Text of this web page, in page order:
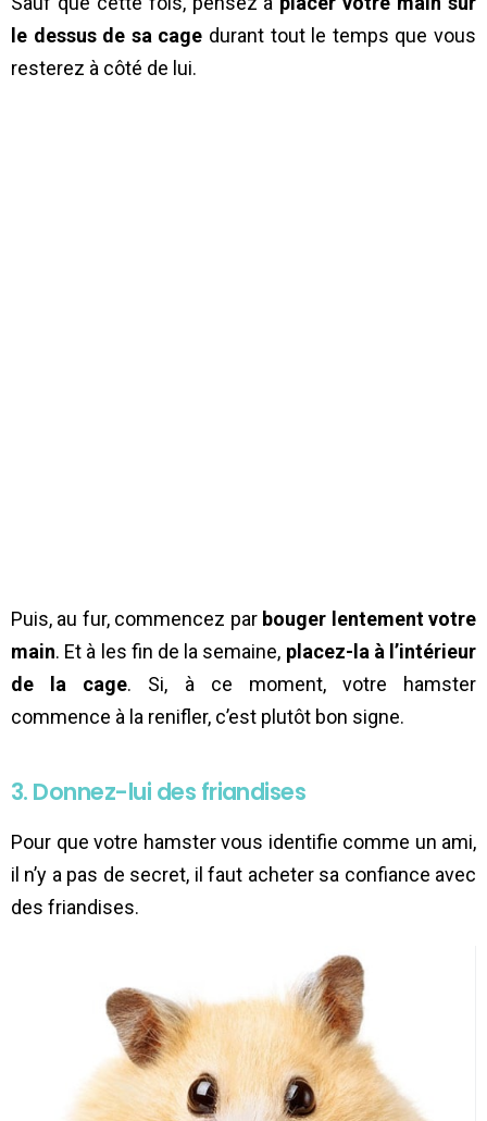
le dessus de sa cage durant tout le temps que vous
resterez à côté de lui.
Puis, au fur, commencez par bouger lentement votre
main. Et à les fin de la semaine, placez-la à l’intérieur
de la cage. Si, à ce moment, votre hamster
commence à la renifler, c’est plutôt bon signe.
3. Donnez-lui des friandises
Pour que votre hamster vous identifie comme un ami,
il n’y a pas de secret, il faut acheter sa confiance avec
des friandises.